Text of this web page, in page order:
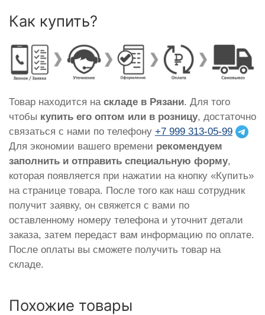
Как купить?
Товар находится на складе в Рязани. Для того
чтобы купить его оптом или в розницу, достаточно
связаться с нами по телефону +7 999 313-05-99
Для экономии вашего времени рекомендуем
заполнить и отправить специальную форму,
которая появляется при нажатии на кнопку «Купить»
на странице товара. После того как наш сотрудник
получит заявку, он свяжется с вами по
оставленному номеру телефона и уточнит детали
заказа, затем передаст вам информацию по оплате.
После оплаты вы сможете получить товар на
складе.
Похожие товары